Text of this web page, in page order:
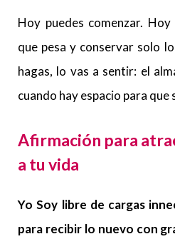
Hoy puedes comenzar.
que pesa y conservar solo
hagas, lo vas a sentir: el
cuando hay espacio para que
Afirmación para
a tu vida
Yo Soy libre de cargas
para recibir lo nuevo con